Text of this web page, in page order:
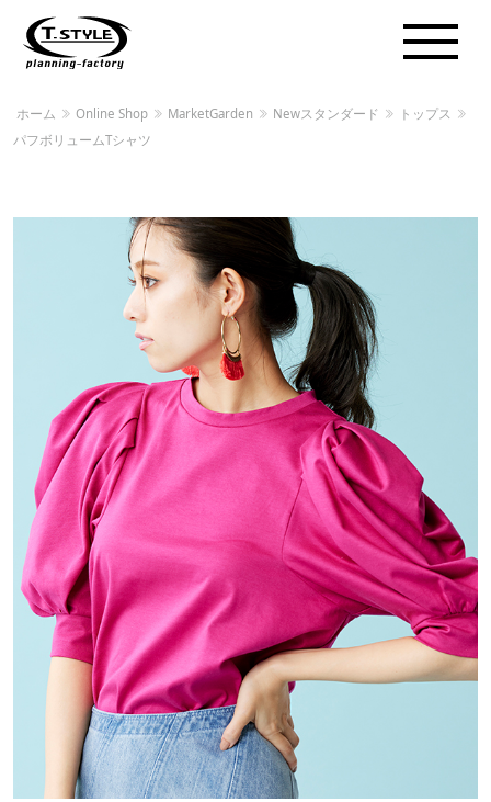
ホーム Online Shop MarketGarden Newスタンダード
トップス
パフボリュームTシャツ